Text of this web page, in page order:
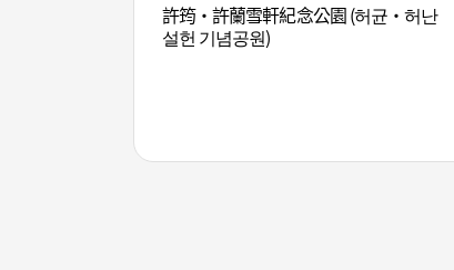
許筠·許蘭雪軒紀念公園 (허균·허난
설헌 기념공원)